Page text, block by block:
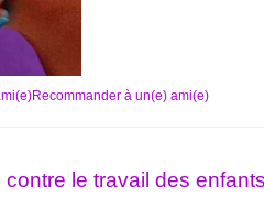
Recommander à un(e) ami(e)
le travail des enfants